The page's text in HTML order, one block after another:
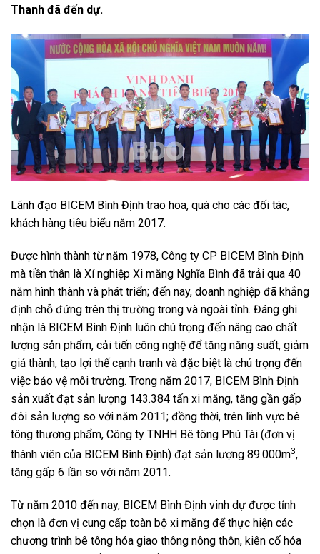
Thanh đã đến dự.
Lãnh đạo BICEM Bình Định trao hoa, quà cho các đối tác,
khách hàng tiêu biểu năm 2017.
Được hình thành từ năm 1978, Công ty CP BICEM Bình Định
mà tiền thân là Xí nghiệp Xi măng Nghĩa Bình đã trải qua 40
năm hình thành và phát triển; đến nay, doanh nghiệp đã khẳng
định chỗ đứng trên thị trường trong và ngoài tỉnh. Đáng ghi
nhận là BICEM Bình Định luôn chú trọng đến nâng cao chất
lượng sản phẩm, cải tiến công nghệ để tăng năng suất, giảm
giá thành, tạo lợi thế cạnh tranh và đặc biệt là chú trọng đến
việc bảo vệ môi trường. Trong năm 2017, BICEM Bình Định
sản xuất đạt sản lượng 143.384 tấn xi măng, tăng gần gấp
đôi sản lượng so với năm 2011; đồng thời, trên lĩnh vực bê
tông thương phẩm, Công ty TNHH Bê tông Phú Tài (đơn vị
thành viên của BICEM Bình Định) đạt sản lượng 89.000m3,
tăng gấp 6 lần so với năm 2011.
Từ năm 2010 đến nay, BICEM Bình Định vinh dự được tỉnh
chọn là đơn vị cung cấp toàn bộ xi măng để thực hiện các
chương trình bê tông hóa giao thông nông thôn, kiên cố hóa